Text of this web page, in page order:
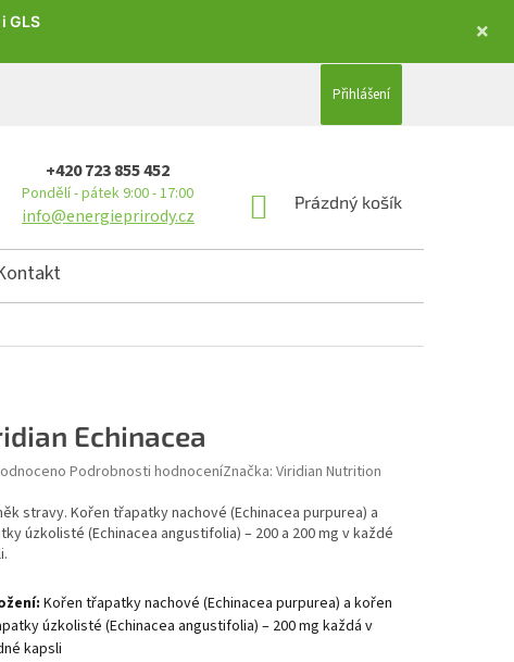
GLS
Přihlášení
+420 723 855 452
Pondělí - pátek 9:00 - 17:00
info@energieprirody.cz
NÁKUPNÍ KOŠÍK
Prázdný košík
Echinacea
hodnocení produktu je 0,0 z 5 hvězdiček.
Podrobnosti hodnoceníZnačka: Viridian Nutrition
stravy. Kořen třapatky nachové (Echinacea purpurea) a
úzkolisté (Echinacea angustifolia) – 200 a 200 mg v každé
Kořen třapatky nachové (Echinacea purpurea) a kořen
úzkolisté (Echinacea angustifolia) – 200 mg každá v
kapsli